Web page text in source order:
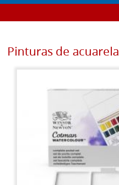
Pinturas de acuarela